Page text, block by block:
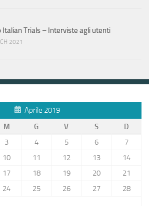
Italian Trials – Interviste agli utenti
2021
Aprile 2019
M G V S
D
3 4 5 6
7
10 11 12 13
14
17 18 19 20
21
24 25 26 27
28